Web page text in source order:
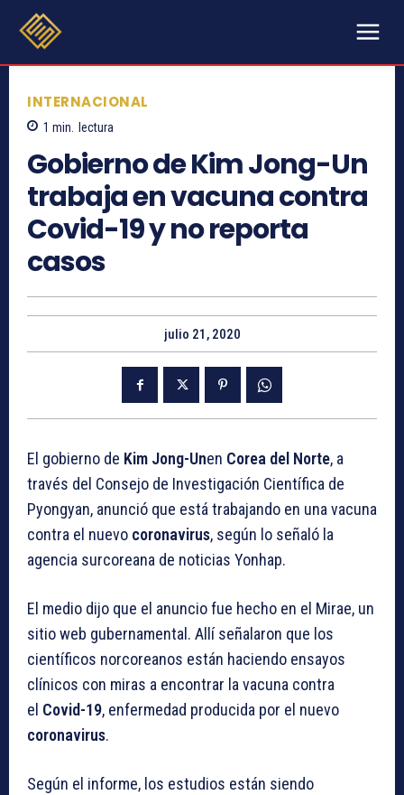
INTERNACIONAL
1 min. lectura
Gobierno de Kim Jong-Un
trabaja en vacuna contra
Covid-19 y no reporta
casos
julio 21, 2020
El gobierno de Kim Jong-Unen Corea del Norte, a
través del Consejo de Investigación Científica de
Pyongyan, anunció que está trabajando en una vacuna
contra el nuevo coronavirus, según lo señaló la
agencia surcoreana de noticias Yonhap.
El medio dijo que el anuncio fue hecho en el Mirae, un
sitio web gubernamental. Allí señalaron que los
científicos norcoreanos están haciendo ensayos
clínicos con miras a encontrar la vacuna contra
el Covid-19, enfermedad producida por el nuevo
coronavirus.
Según el informe, los estudios están siendo